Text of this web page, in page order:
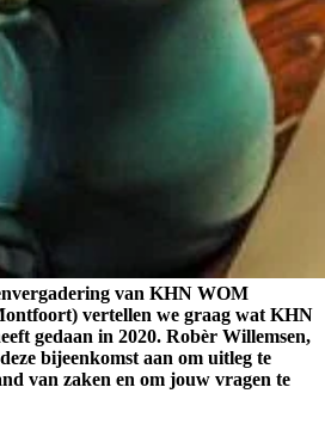
van KHN WOM
vertellen we graag wat KHN
gedaan in 2020. Robèr Willemsen,
bijeenkomst aan om uitleg te
van zaken en om jouw vragen te